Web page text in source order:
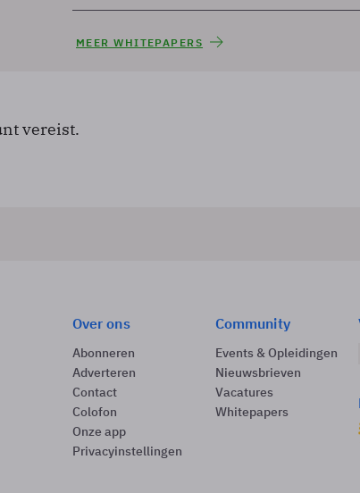
MEER WHITEPAPERS
vereist.
Over ons
Abonneren
Adverteren
Contact
Colofon
Onze app
Privacyinstellingen
Community
Events & Opleidingen
Nieuwsbrieven
Vacatures
Whitepapers